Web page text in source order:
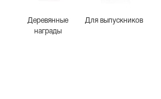
Деревянные
награды
Для выпускников